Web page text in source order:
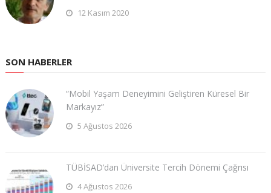
12 Kasım 2020
SON HABERLER
“Mobil Yaşam Deneyimini Geliştiren Küresel Bir
Markayız”
5 Ağustos 2026
TÜBİSAD’dan Üniversite Tercih Dönemi Çağrısı
4 Ağustos 2026